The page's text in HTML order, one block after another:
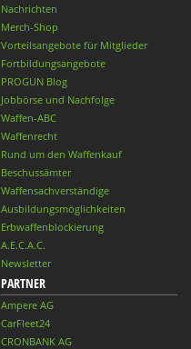
Nachrichten
Merch-Shop
Vorteilsangebote für Mitglieder
Fortbildungsangebote
PROGUN Blog
Jobbörse und Nachfolge
Waffen-ABC
Waffenrecht
Rund um den Waffenkauf
Beschussämter
Waffensachverständige
Ausbildungsmöglichkeiten
Erbwaffenblockierung
A.E.C.A.C.
Newsletter
PARTNER
Ampere AG
CarFleet24
CRONBANK AG